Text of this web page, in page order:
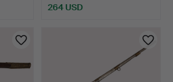
264 USD